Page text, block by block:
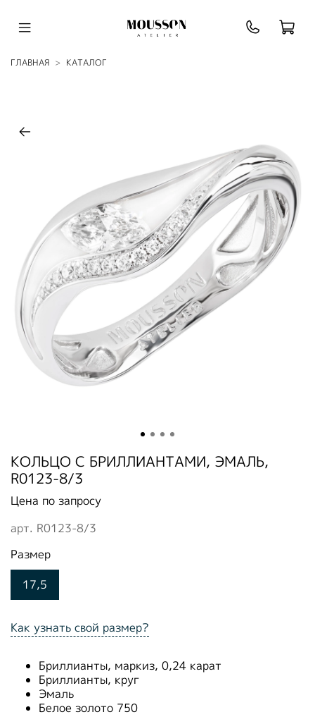
ГЛАВНАЯ КАТАЛОГ
арт. R0123-8/3
КОЛЬЦО С БРИЛЛИАНТАМИ, ЭМАЛЬ,
R0123-8/3
Цена по запросу
Как узнать свой размер?
Размер
17,5
Бриллианты, маркиз, 0,24 карат
Бриллианты, круг
Эмаль
Белое золото 750